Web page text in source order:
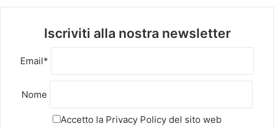
Iscriviti alla nostra newsletter
Email*
Nome
Accetto la Privacy Policy del sito web